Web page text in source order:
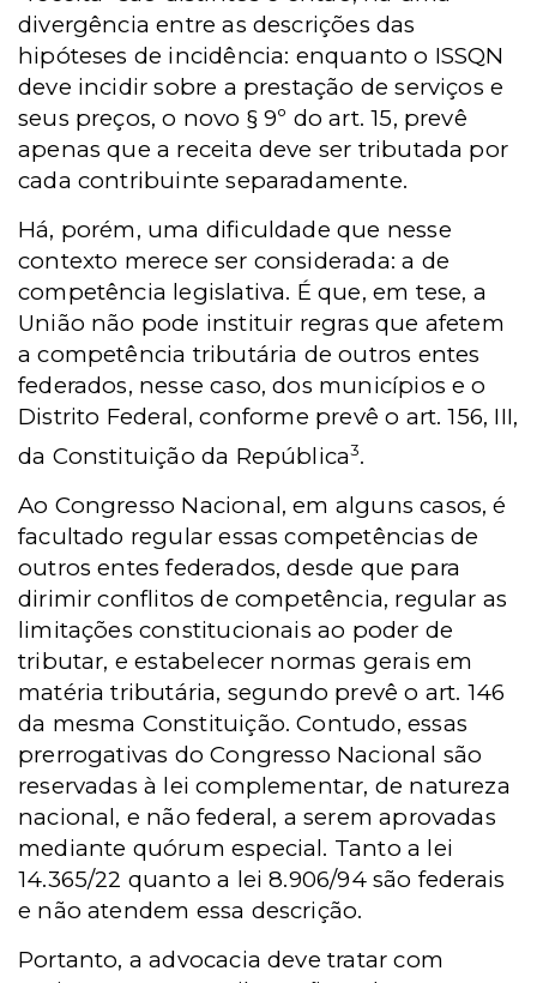
divergência entre as descrições das
hipóteses de incidência: enquanto o ISSQN
deve incidir sobre a prestação de serviços e
seus preços, o novo § 9º do art. 15, prevê
apenas que a receita deve ser tributada por
cada contribuinte separadamente.
Há, porém, uma dificuldade que nesse
contexto merece ser considerada: a de
competência legislativa. É que, em tese, a
União não pode instituir regras que afetem
a competência tributária de outros entes
federados, nesse caso, dos municípios e o
Distrito Federal, conforme prevê o art. 156, III,
da Constituição da República3.
Ao Congresso Nacional, em alguns casos, é
facultado regular essas competências de
outros entes federados, desde que para
dirimir conflitos de competência, regular as
limitações constitucionais ao poder de
tributar, e estabelecer normas gerais em
matéria tributária, segundo prevê o art. 146
da mesma Constituição. Contudo, essas
prerrogativas do Congresso Nacional são
reservadas à lei complementar, de natureza
nacional, e não federal, a serem aprovadas
mediante quórum especial. Tanto a lei
14.365/22 quanto a lei 8.906/94 são federais
e não atendem essa descrição.
Portanto, a advocacia deve tratar com